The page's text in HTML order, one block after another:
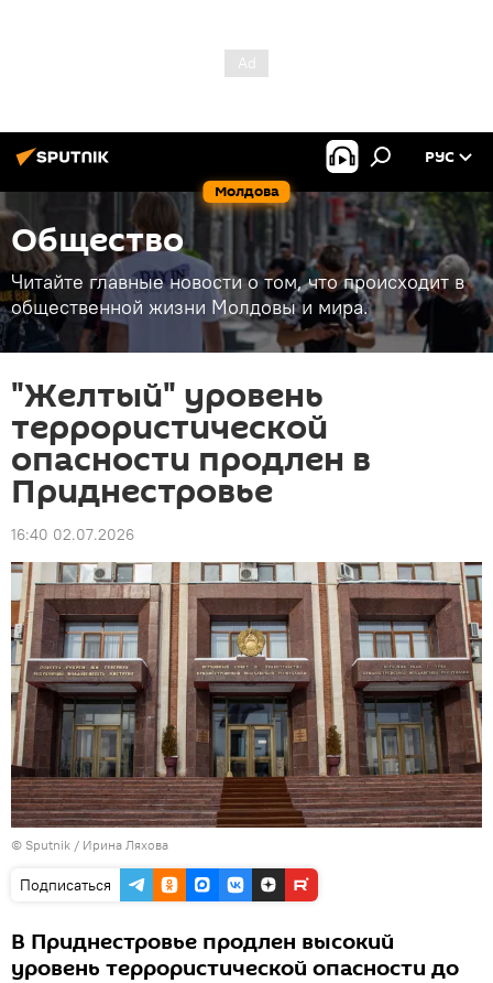
Молдова
РУС
Общество
Читайте главные новости о том, что происходит в
общественной жизни Молдовы и мира.
"Желтый" уровень
террористической
опасности продлен в
Приднестровье
16:40 02.07.2026
© Sputnik / Ирина Ляхова
Подписаться
В Приднестровье продлен высокий
уровень террористической опасности до